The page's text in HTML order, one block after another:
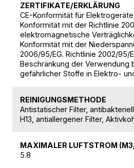
ZERTIFIKATE/ERKLÄRUNG
CE-Konformität für
Konformität mit der Richtlinie
elektromagnetische
Konformität mit der
2006/95/EG. Richtlinie 2002/95/
Beschränkung der Verwendung
gefährlicher Stoffe in Elektro-
REINIGUNGSMETHODE
Antistatischer Filter,
H13, antiallergener Filter,
MAXIMALER LUFTSTROM
5.8